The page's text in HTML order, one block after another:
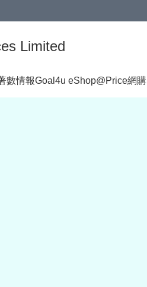
Limited
數情報Goal4u eShop@Price網購